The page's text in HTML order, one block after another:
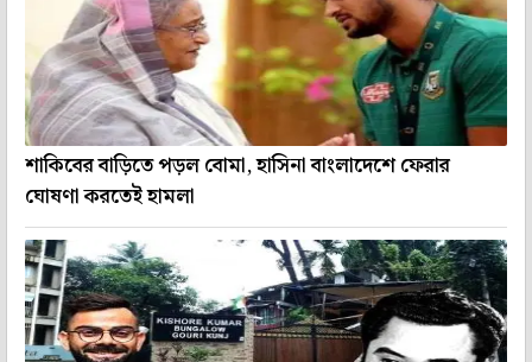
শাকিবের বাড়িতে পড়ল বোমা, হাসিনা বাংলাদেশে ফেরার
ঘোষণা করতেই হামলা